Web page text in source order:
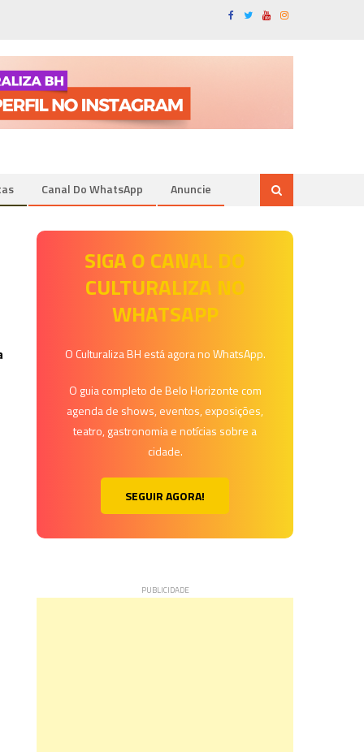
Canal Do WhatsApp Anuncie
SIGA O CANAL DO
CULTURALIZA NO
WHATSAPP
O Culturaliza BH está agora no WhatsApp.
O guia completo de Belo Horizonte com
agenda de shows, eventos, exposições,
teatro, gastronomia e notícias sobre a
cidade.
SEGUIR AGORA!